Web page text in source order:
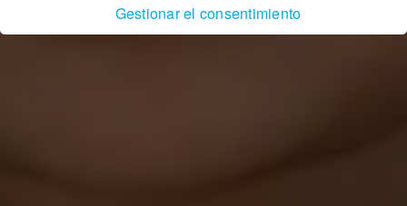
Gestionar el consentimiento